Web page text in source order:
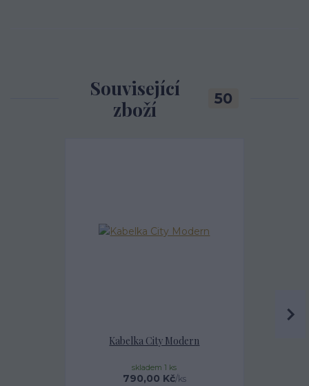
Související
zboží
50
Kabelka City Modern
790,00 Kč/ks
skladem 1 ks